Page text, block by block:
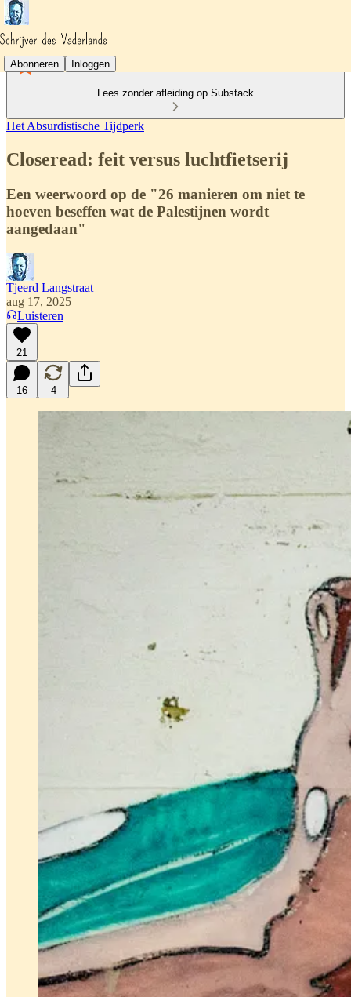
Abonneren Inloggen
Lees zonder afleiding op Substack
Het Absurdistische Tijdperk
Closeread: feit versus luchtfietserij
Een weerwoord op de "26 manieren om niet te
hoeven beseffen wat de Palestijnen wordt
aangedaan"
Tjeerd Langstraat
aug 17, 2025
Luisteren
21
16 4